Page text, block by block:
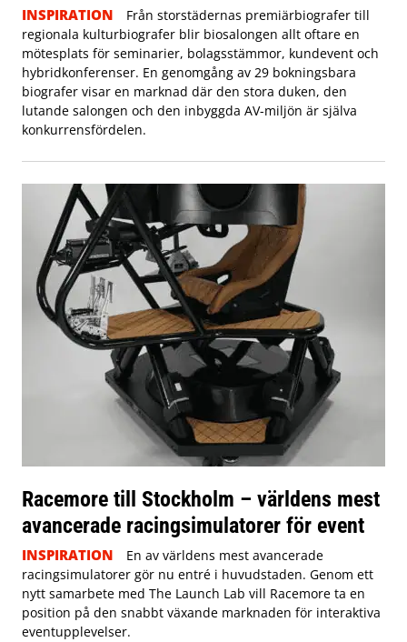
INSPIRATION
Från storstädernas premiärbiografer till
regionala kulturbiografer blir biosalongen allt oftare en
mötesplats för seminarier, bolagsstämmor, kundevent och
hybridkonferenser. En genomgång av 29 bokningsbara
biografer visar en marknad där den stora duken, den
lutande salongen och den inbyggda AV-miljön är själva
konkurrensfördelen.
Racemore till Stockholm – världens mest
avancerade racingsimulatorer för event
INSPIRATION
En av världens mest avancerade
racingsimulatorer gör nu entré i huvudstaden. Genom ett
nytt samarbete med The Launch Lab vill Racemore ta en
position på den snabbt växande marknaden för interaktiva
eventupplevelser.